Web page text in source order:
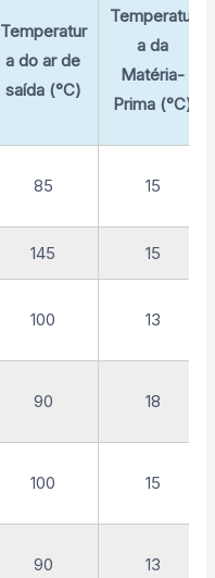
Temperatur
a do ar de
saída (°C)
Temperatur
a da
Matéria-
Prima (°C)
85 15
145 15
100 13
90 18
100 15
90 13